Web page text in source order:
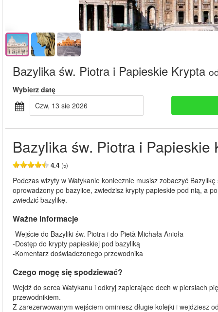
Bazylika św. Piotra i Papieskie Krypta
Wybierz datę
czw, 13 sie 2026
Bazylika św. Piotra i Papieskie
4.4 (5)
Podczas wizyty w Watykanie koniecznie musisz zobaczyć
oprowadzony po bazylice, zwiedzisz krypty papieskie pod nią, a
zwiedzić bazylikę.
Ważne informacje
-Wejście do Bazyliki św. Piotra i do Pietà Michała Anioła
-Dostęp do krypty papieskiej pod bazyliką
-Komentarz doświadczonego przewodnika
Czego mogę się spodziewać?
Wejdź do serca Watykanu i odkryj zapierające dech w piersiach
przewodnikiem.
Z zarezerwowanym wejściem ominiesz długie kolejki i wejdziesz